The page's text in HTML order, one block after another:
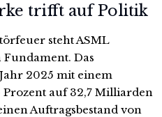
trifft auf Politik
steht ASML
Das
2025 mit einem
Prozent auf 32,7 Milliarden
Auftragsbestand von